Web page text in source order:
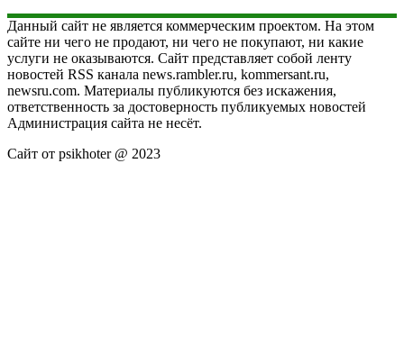
Данный сайт не является коммерческим проектом. На этом
сайте ни чего не продают, ни чего не покупают, ни какие
услуги не оказываются. Сайт представляет собой ленту
новостей RSS канала news.rambler.ru, kommersant.ru,
newsru.com. Материалы публикуются без искажения,
ответственность за достоверность публикуемых новостей
Администрация сайта не несёт.
Сайт от psikhoter @ 2023